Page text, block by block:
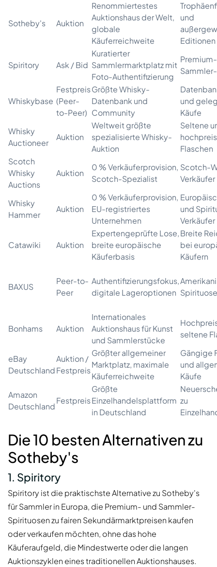
Sotheby's Auktion
Renommiertestes
Auktionshaus der Welt,
globale
Käuferreichweite
und
Editionen
Spiritory Ask / Bid
Kuratierter
Sammlermarktplatz mit
Foto-Authentifizierung
Whiskybase
Festpreis
(Peer-
to-Peer)
Größte Whisky-
Datenbank und
Community
und
Käufe
Whisky
Auctioneer
Auktion
Weltweit größte
spezialisierte Whisky-
Auktion
Seltene
Flaschen
Scotch
Whisky
Auctions
Auktion
0 % Verkäuferprovision,
Scotch-Spezialist
Scotch-
Verkäufer
Whisky
Hammer
Auktion
0 % Verkäuferprovision,
EU-registriertes
Unternehmen
und
Verkäufer
Catawiki Auktion
Expertengeprüfte Lose,
breite europäische
Käuferbasis
Breite
bei
Käufern
BAXUS
Peer-to-
Peer
Authentifizierungsfokus,
digitale Lageroptionen
Bonhams Auktion
Internationales
Auktionshaus für Kunst
und Sammlerstücke
seltene
eBay
Deutschland
Auktion /
Festpreis
Größter allgemeiner
Marktplatz, maximale
Käuferreichweite
Gängige
und
Käufe
Amazon
Deutschland
Festpreis
Größte
Einzelhandelsplattform
in Deutschland
zu
Die 10 besten Alternativen zu
Sotheby's
1. Spiritory
Spiritory ist die praktischste Alternative zu Sotheby's
für Sammler in Europa, die Premium- und Sammler-
Spirituosen zu fairen Sekundärmarktpreisen kaufen
oder verkaufen möchten, ohne das hohe
Käuferaufgeld, die Mindestwerte oder die langen
Auktionszyklen eines traditionellen Auktionshauses.